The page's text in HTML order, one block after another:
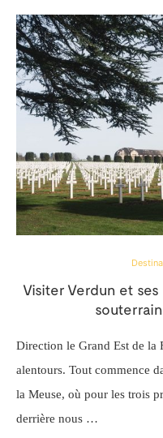
Visiter Verdun et
Direction le Grand Est de la
alentours. Tout commence
la Meuse, où pour les trois
derrière nous …